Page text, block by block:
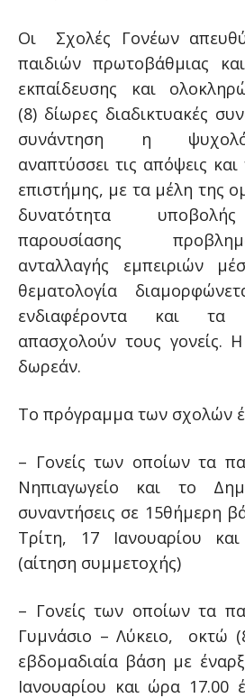
Οι Σχολές Γονέων
παιδιών πρωτοβάθμιας
εκπαίδευσης και
(8) δίωρες διαδικτυακές
συνάντηση η
αναπτύσσει τις απόψεις
επιστήμης, με τα μέλη της
δυνατότητα
παρουσίασης
ανταλλαγής εμπειριών
θεματολογία
ενδιαφέροντα και
απασχολούν τους γονείς.
δωρεάν.
Το πρόγραμμα των σχολών
– Γονείς των οποίων τα
Νηπιαγωγείο και το
συναντήσεις σε 15θήμερη
Τρίτη, 17 Ιανουαρίου
(αίτηση συμμετοχής)
– Γονείς των οποίων τα
Γυμνάσιο – Λύκειο, οκτώ
εβδομαδιαία βάση με
Ιανουαρίου και ώρα 17.00